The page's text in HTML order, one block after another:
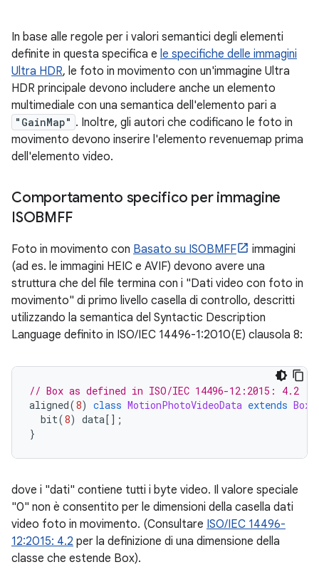
In base alle regole per i valori semantici degli elementi
definite in questa specifica e le specifiche delle immagini
Ultra HDR, le foto in movimento con un'immagine Ultra
HDR principale devono includere anche un elemento
multimediale con una semantica dell'elemento pari a
"GainMap" . Inoltre, gli autori che codificano le foto in
movimento devono inserire l'elemento revenuemap prima
dell'elemento video.
Comportamento specifico per immagine
ISOBMFF
Foto in movimento con Basato su ISOBMFF
immagini
(ad es. le immagini HEIC e AVIF) devono avere una
struttura che del file termina con i "Dati video con foto in
movimento" di primo livello casella di controllo, descritti
utilizzando la semantica del Syntactic Description
Language definito in ISO/IEC 14496-1:2010(E) clausola 8:
// Box as defined in ISO/IEC 14496-12:2015: 4.2
aligned(8) class MotionPhotoVideoData extends Box
bit(8) data[] ;
}
dove i "dati" contiene tutti i byte video. Il valore speciale
"0" non è consentito per le dimensioni della casella dati
video foto in movimento. (Consultare ISO/IEC 14496-
12:2015: 4.2 per la definizione di una dimensione della
classe che estende Box).